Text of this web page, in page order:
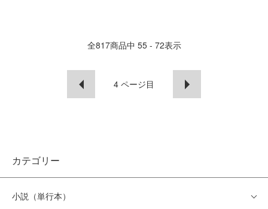
全817商品中 55 - 72表示
4 ページ目
カテゴリー
小説（単行本）